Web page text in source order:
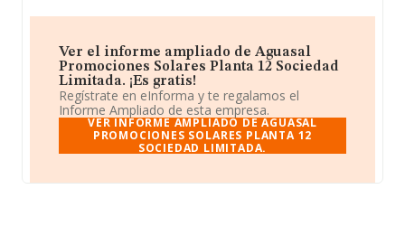
Ver el informe ampliado de Aguasal
Promociones Solares Planta 12 Sociedad
Limitada. ¡Es gratis!
Regístrate en eInforma y te regalamos el
Informe Ampliado de esta empresa.
VER INFORME AMPLIADO DE AGUASAL
PROMOCIONES SOLARES PLANTA 12
SOCIEDAD LIMITADA.